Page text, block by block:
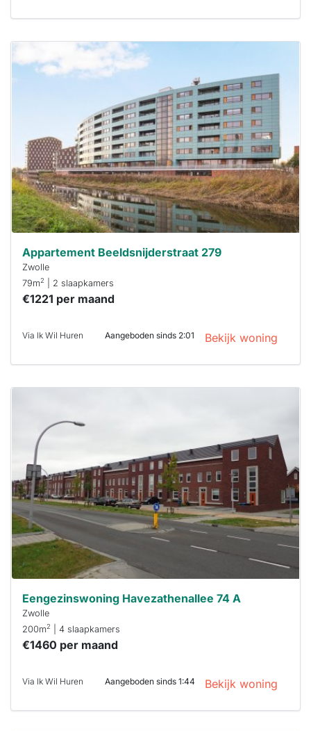
Deze woning
reageren.
Stekkies helpt
je hierbij!
Appartement Beeldsnijderstraat 279
Zwolle
79m2 | 2 slaapkamers
€1221 per maand
Via Ik Wil Huren Aangeboden sinds 2:01 Bekijk woning
waarschijnlijk
minuten
reageren.
Stekkies helpt
je hierbij!
Eengezinswoning Havezathenallee 74 A
Zwolle
200m2 | 4 slaapkamers
€1460 per maand
Via Ik Wil Huren Aangeboden sinds 1:44 Bekijk woning